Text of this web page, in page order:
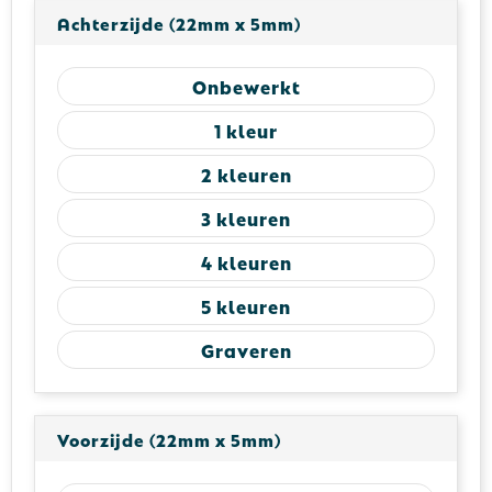
Achterzijde (22mm x 5mm)
Onbewerkt
1
2
3
4
5
Graveren
Voorzijde (22mm x 5mm)